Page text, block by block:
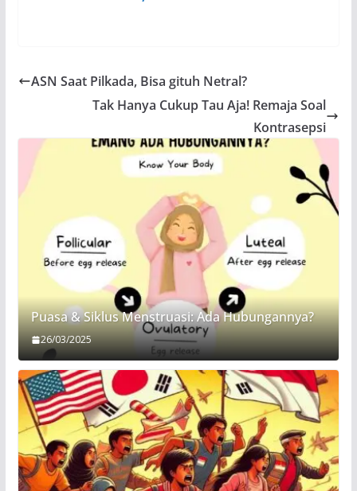
ASN Saat Pilkada, Bisa gituh Netral?
Tak Hanya Cukup Tau Aja! Remaja Soal
Kontrasepsi
Puasa & Siklus Menstruasi: Ada Hubungannya?
26/03/2025